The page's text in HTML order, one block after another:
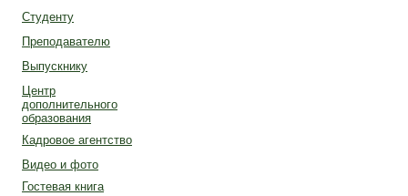
Студенту
Преподавателю
Выпускнику
Центр
дополнительного
образования
Кадровое агентство
Видео и фото
Гостевая книга